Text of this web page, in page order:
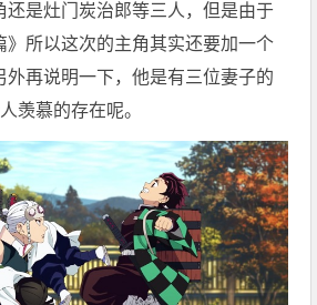
还是灶门炭治郎等三人，但是由于
》所以这次的主角其实还要加一个
外再说明一下，他是有三位妻子的
羡慕的存在呢。